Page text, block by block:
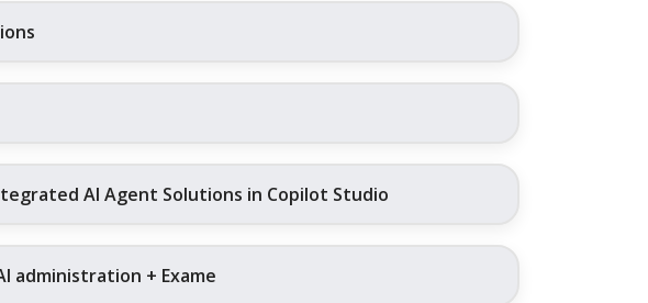
AI Agent Solutions in Copilot Studio
administration + Exame